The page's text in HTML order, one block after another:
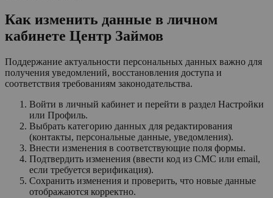
Как изменить данные в личном
кабинете Центр Займов
Поддержание актуальности персональных данных важно для
получения уведомлений, восстановления доступа и
соответствия требованиям законодательства.
Войти в личный кабинет и перейти в раздел Настройки
или Профиль.
Выбрать категорию данных для редактирования
(контакты, персональные данные, уведомления).
Внести изменения в соответствующие поля формы.
Подтвердить изменения (ввести код из СМС или email,
если требуется верификация).
Сохранить изменения и проверить, что новые данные
отображаются корректно.